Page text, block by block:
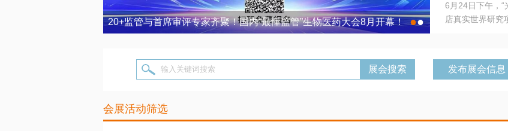
20+监管与首席审评专家齐聚！国内“最懂监管”生物医药大会8月开幕！ 7.17 成都｜药
●●
术攻坚，到
室”与“生产线”
目在北京同仁
6月24日下午，
店真实世界研究
输入关键词搜索 发布展会信息
会展活动筛选